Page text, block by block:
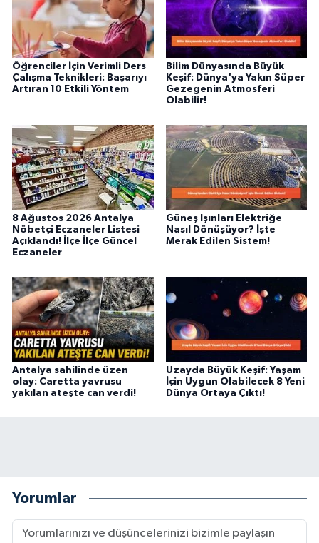
Öğrenciler İçin Verimli Ders
Çalışma Teknikleri: Başarıyı
Artıran 10 Etkili Yöntem
Bilim Dünyasında Büyük
Keşif: Dünya'ya Yakın Süper
Gezegenin Atmosferi
Olabilir!
8 Ağustos 2026 Antalya
Nöbetçi Eczaneler Listesi
Açıklandı! İlçe İlçe Güncel
Eczaneler
Güneş Işınları Elektriğe
Nasıl Dönüşüyor? İşte
Merak Edilen Sistem!
Antalya sahilinde üzen
olay: Caretta yavrusu
yakılan ateşte can verdi!
Uzayda Büyük Keşif: Yaşam
İçin Uygun Olabilecek 8 Yeni
Dünya Ortaya Çıktı!
Yorumlar